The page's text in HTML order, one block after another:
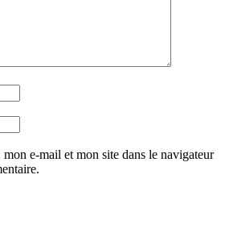
e-mail et mon site dans le navigateur